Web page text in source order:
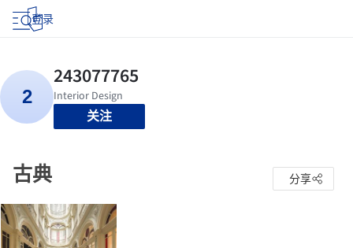
登录
关注
古典 分享